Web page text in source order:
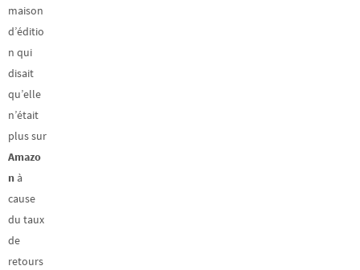
maison
d’éditio
n qui
disait
qu’elle
n’était
plus sur
Amazo
n à
cause
du taux
de
retours